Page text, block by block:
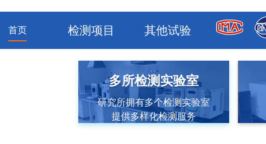
首页 检测项目 其他试验
多所检测实验室
研究所拥有多个检测实验室
提供多样化检测服务